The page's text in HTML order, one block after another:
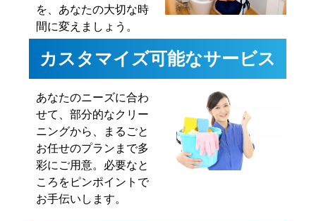
を、あなたの大切な時
間に変えましょう。
カスタマイズ可能なサービス
あなたのニーズに合わ
せて、部分的なクリー
ニングから、まるごと
お任せのプランまで多
彩にご用意。必要なと
ころをピンポイントで
お手伝いします。